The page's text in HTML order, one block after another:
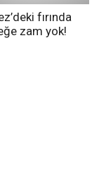
fırında
zam yok!